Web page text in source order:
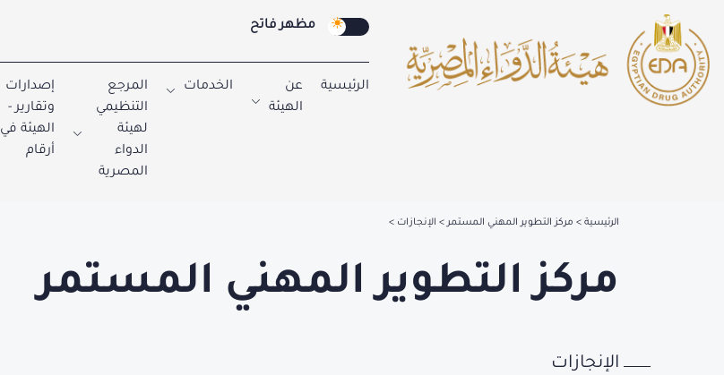
مظهر فاتح
الرئيسية
عن
الهيئة
الخدمات
المرجع
التنظيمي
لهيئة
الدواء
المصرية
إصدارات
وتقارير -
الهيئة في
أرقام
الرئيسية مركز التطوير المهني المستمر الإنجازات
مركز التطوير المهني المستمر
الإنجازات